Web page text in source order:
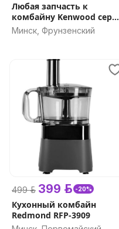
Любая запчасть к
комбайну Kenwood серии
Prospero
Минск, Фрунзенский
499 р. 399 р. -20%
Кухонный комбайн
Redmond RFP-3909